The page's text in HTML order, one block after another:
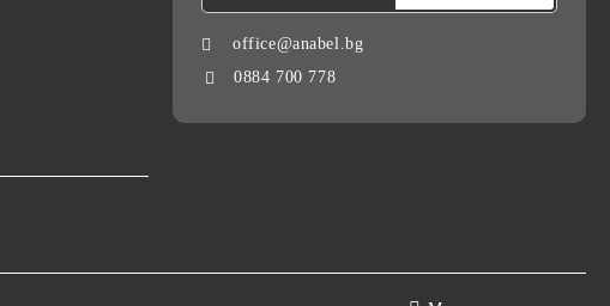
office@anabel.bg
0884 700 778